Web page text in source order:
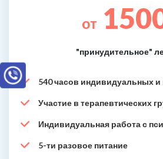
от
"принудительное"
540 часов индивидуальных и
Участие в терапевтических
Индивидуальная работа с
5-ти разовое питание